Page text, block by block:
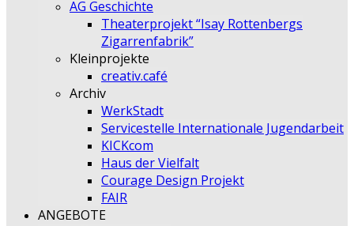
AG Geschichte
Theaterprojekt “Isay Rottenbergs
Zigarrenfabrik”
Kleinprojekte
creativ.café
Archiv
WerkStadt
Servicestelle Internationale Jugendarbeit
KICKcom
Haus der Vielfalt
Courage Design Projekt
FAIR
ANGEBOTE